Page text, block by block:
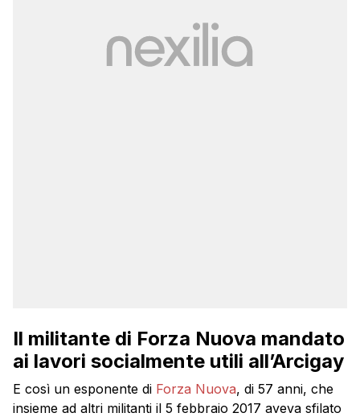
Il militante di Forza Nuova mandato
ai lavori socialmente utili all’Arcigay
E così un esponente di Forza Nuova, di 57 anni, che
insieme ad altri militanti il 5 febbraio 2017 aveva sfilato